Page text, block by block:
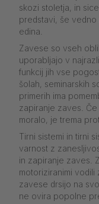
skozi stoletja, in
predstavi, še
edina.
Zavese so vseh
uporabljajo v
funkcij jih vse
šolah, seminarskih
primerih ima
zapiranje zaves.
moralo, je trema
Tirni sistemi in tirni
varnost z
in zapiranje zaves.
motoriziranimi
zavese drsijo na
ne ovira popolne